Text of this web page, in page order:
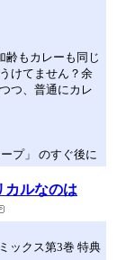
齢もカレーも同じ
けてません？余
つ、普通にカレ
プ」 のすぐ後に
カルなのは
ックス第3巻 特典